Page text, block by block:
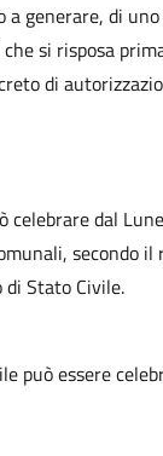
generare, di
che si risposa
di
celebrare dal
secondo
Stato Civile.
può essere